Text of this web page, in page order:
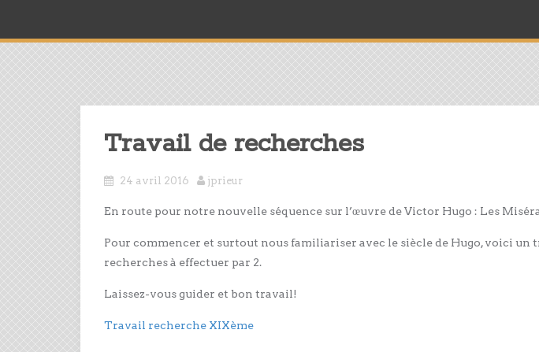
Travail de recherches
24 avril 2016 jprieur
En route pour notre nouvelle séquence sur l’œuvre de Victor Hugo : Les
Pour commencer et surtout nous familiariser avec le siècle de Hugo, voici un
recherches à effectuer par 2.
Laissez-vous guider et bon travail!
Travail recherche XIXème